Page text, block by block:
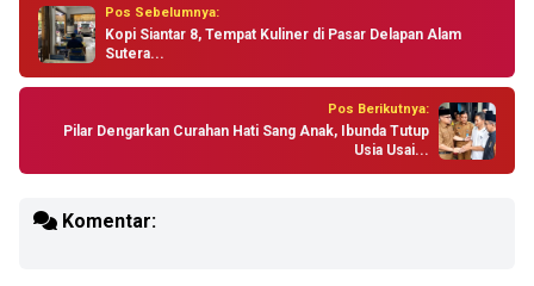
Pos Sebelumnya:
Kopi Siantar 8, Tempat Kuliner di Pasar Delapan Alam
Sutera...
Pos Berikutnya:
Pilar Dengarkan Curahan Hati Sang Anak, Ibunda Tutup
Usia Usai...
Komentar: